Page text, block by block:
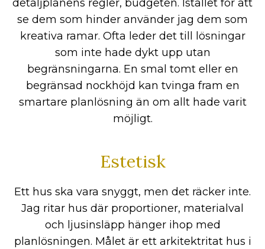
detaljplanens regler, budgeten. Istället för att
se dem som hinder använder jag dem som
kreativa ramar. Ofta leder det till lösningar
som inte hade dykt upp utan
begränsningarna. En smal tomt eller en
begränsad nockhöjd kan tvinga fram en
smartare planlösning än om allt hade varit
möjligt.
Estetisk
Ett hus ska vara snyggt, men det räcker inte.
Jag ritar hus där proportioner, materialval
och ljusinsläpp hänger ihop med
planlösningen. Målet är ett arkitektritat hus i